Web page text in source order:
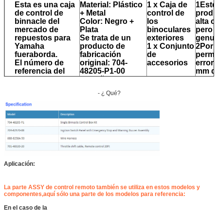
Esta es una caja
de control de
binnacle del
mercado de
repuestos para
Yamaha
fueraborda.
El número de
referencia del
OEM es 704-
interruptor de
ajuste/inclinación
accionado por el
pulgar y bloqueo
neutro, y un
botón para el
El mecanismo
ergonómico
proporcionan un
control suave y
cómodo.
Material: Plástico
+ Metal
Color: Negro +
Plata
Se trata de un
producto de
fabricación
original: 704-
48205-P1-00
Tamaño: 45,6 x
Peso del paquete:
3100 g
El equipo:
Para la Yamaha:
y posteriores, el
BINNACLE
PREMIUM
1 x Caja de
control de
los
binoculares
exteriores
1 x Conjunto
de
accesorios
alta
pero
2Por
error
mm
la
- ¿ Qué?
Aplicación:
La parte ASSY de control remoto también se utiliza en estos modelos y
componentes,aquí sólo una parte de los modelos para referencia:
En el caso de la